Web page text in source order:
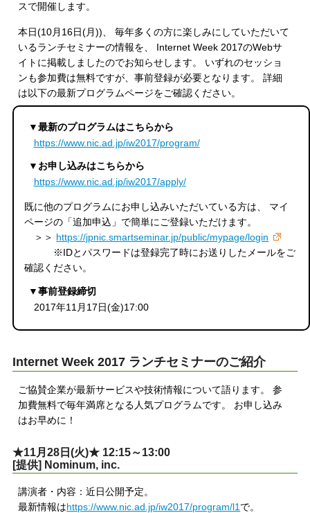
スで開催します。
本日(10月16日(月))、 毎年多くの方に楽しみにしていただいて
いるランチセミナーの情報を、 Internet Week 2017のWebサ
イトに掲載しましたのでお知らせします。 いずれのセッショ
ンも参加費は無料ですが、事前登録が必要となります。 詳細
は以下の最新プログラムページをご確認ください。
▼最新のプログラムはこちらから
https://www.nic.ad.jp/iw2017/program/
▼お申し込みはこちらから
https://www.nic.ad.jp/iw2017/apply/
既に他のプログラムにお申し込みいただいている方は、 マイ
ページの「追加申込」で簡単にご登録いただけます。
＞＞ https://jpnic.smartseminar.jp/public/mypage/login
※IDとパスワードは登録完了時にお送りしたメールをご
確認ください。
▼事前登録締切
2017年11月17日(金)17:00
Internet Week 2017 ランチセミナーのご紹介
ご協賛企業が最新サービスや技術情報について語ります。 参
加費無料で毎年満席となる人気プログラムです。 お申し込み
はお早めに！
★11月28日(火)★ 12:15～13:00
[提供] Nominum, inc.
講演者・内容：近日公開予定。
最新情報はhttps://www.nic.ad.jp/iw2017/program/l1 で。